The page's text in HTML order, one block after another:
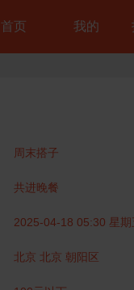
首页 我的
周末搭子
共进晚餐
2025-04-18 05:30 星期
北京 北京 朝阳区